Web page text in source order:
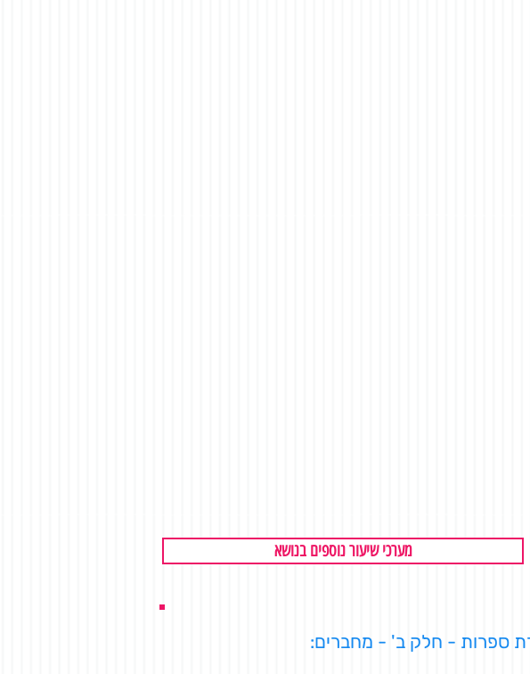
מערכי שיעור נוספים בנושא
ספרות - חלק ב' - מחברים: